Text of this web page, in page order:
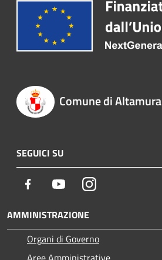
Comune di Altamura
SEGUICI SU
Facebook YoutubeInstagram
AMMINISTRAZIONE
Organi di Governo